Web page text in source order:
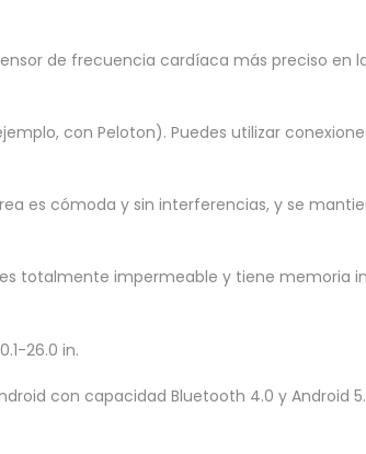
de frecuencia cardíaca más preciso en la
con Peloton). Puedes utilizar
es cómoda y sin interferencias, y se
totalmente impermeable y tiene memoria
26.0 in.
con capacidad Bluetooth 4.0 y Android